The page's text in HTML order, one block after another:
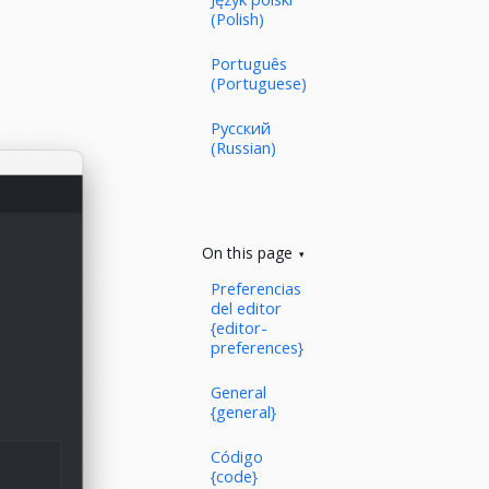
(Polish)
Português
(Portuguese)
Русский
(Russian)
On this page
Preferencias
del editor
{editor-
preferences}
General
{general}
Código
{code}